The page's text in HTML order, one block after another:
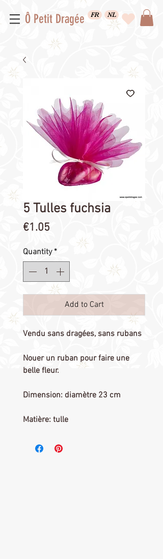
Ô Petit Dragée FR NL
5 Tulles fuchsia
€1.05
Quantity *
Add to Cart
Vendu sans dragées, sans rubans
Nouer un ruban pour faire une
belle fleur.
Dimension: diamètre 23 cm
Matière: tulle